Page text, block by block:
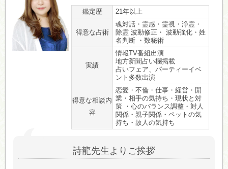
鑑定歴 21年以上
得意な占術
魂対話・霊感・霊視・浄霊・
除霊 波動修正・ 波動強化・姓
名判断 ・数秘術
実績
情報TV番組出演
地方新聞占い欄掲載
占いフェア、パーティーイベ
ント多数出演
得意な相談内
容
恋愛・不倫・仕事・経営・開
業・相手の気持ち・現状と対
策 ・心のバランス調整・対人
関係・親子関係・ペットの気
持ち・故人の気持ち
詩龍先生よりご挨拶